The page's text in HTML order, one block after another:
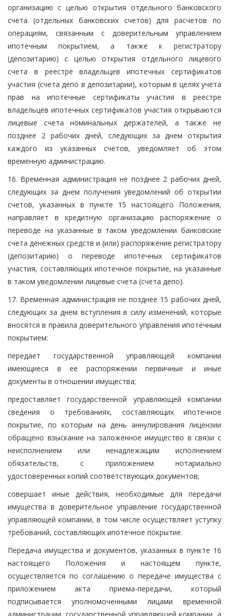
организацию с целью открытия отдельного банковского
счета (отдельных банковских счетов) для расчетов по
операциям, связанным с доверительным управлением
ипотечным покрытием, а также к регистратору
(депозитарию) с целью открытия отдельного лицевого
счета в реестре владельцев ипотечных сертификатов
участия (счета депо в депозитарии), которым в целях учета
прав на ипотечные сертификаты участия в реестре
владельцев ипотечных сертификатов участия открываются
лицевые счета номинальных держателей, а также не
позднее 2 рабочих дней, следующих за днем открытия
каждого из указанных счетов, уведомляет об этом
временную администрацию.
16. Временная администрация не позднее 2 рабочих дней,
следующих за днем получения уведомлений об открытии
счетов, указанных в пункте 15 настоящего Положения,
направляет в кредитную организацию распоряжение о
переводе на указанные в таком уведомлении банковские
счета денежных средств и (или) распоряжение регистратору
(депозитарию) о переводе ипотечных сертификатов
участия, составляющих ипотечное покрытие, на указанные
в таком уведомлении лицевые счета (счета депо).
17. Временная администрация не позднее 15 рабочих дней,
следующих за днем вступления в силу изменений, которые
вносятся в правила доверительного управления ипотечным
покрытием:
передает государственной управляющей компании
имеющиеся в ее распоряжении первичные и иные
документы в отношении имущества;
предоставляет государственной управляющей компании
сведения о требованиях, составляющих ипотечное
покрытие, по которым на день аннулирования лицензии
обращено взыскание на заложенное имущество в связи с
неисполнением или ненадлежащим исполнением
обязательств, с приложением нотариально
удостоверенных копий соответствующих документов;
совершает иные действия, необходимые для передачи
имущества в доверительное управление государственной
управляющей компании, в том числе осуществляет уступку
требований, составляющих ипотечное покрытие.
Передача имущества и документов, указанных в пункте 16
настоящего Положения и настоящем пункте,
осуществляется по соглашению о передаче имущества с
приложением акта приема-передачи, который
подписывается уполномоченными лицами временной